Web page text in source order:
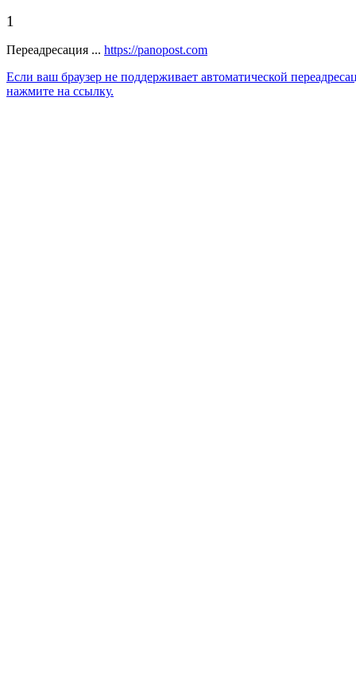
1
Переадресация ... https://panopost.com
Если ваш браузер не поддерживает автоматической
нажмите на ссылку.